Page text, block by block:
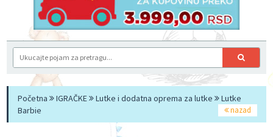
Početna IGRAČKE Lutke i dodatna oprema za lutke
Lutke
Barbie
nazad